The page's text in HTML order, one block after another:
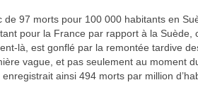
97 morts pour 100 000 habitants en
pour la France par rapport à la Suède,
là, est gonflé par la remontée tardive
vague, et pas seulement au moment
ainsi 494 morts par million